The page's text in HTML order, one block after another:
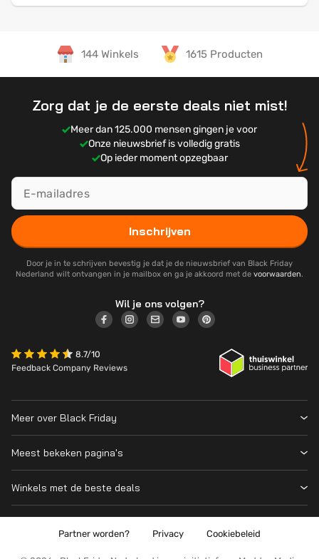
144 Winkels 1615 Producten
Zorg dat je de eerste deals niet mist!
Meer dan 125.000 mensen gingen je voor
Onze nieuwsbrief is volledig gratis
Op ieder moment opzegbaar
Inschrijven
Door je in te schrijven bevestig je dat je de nieuwsbrief van Black Friday
Nederland wilt ontvangen in je mailbox en ga je akkoord met de voorwaarden.
Wil je ons volgen?
8.7/10
Feedback Company Reviews
Meer over Black Friday
Wanneer is Black Friday?
Cyber Monday 2026
Over ons
Meest bekeken pagina's
Prijsvergelijker
Winkels met de beste deals
Partner worden? Privacy Cookiebeleid